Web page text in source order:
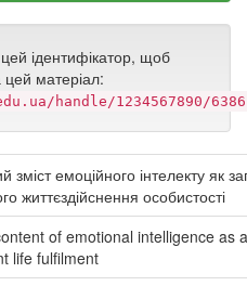
ідентифікатор, щоб
матеріал:
handle/1234567890/6386
зміст емоційного інтелекту як
життєздійснення особистості
of emotional intelligence as
life fulfilment